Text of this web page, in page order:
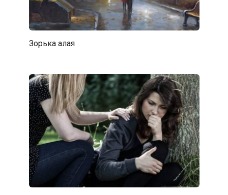
Зорька алая